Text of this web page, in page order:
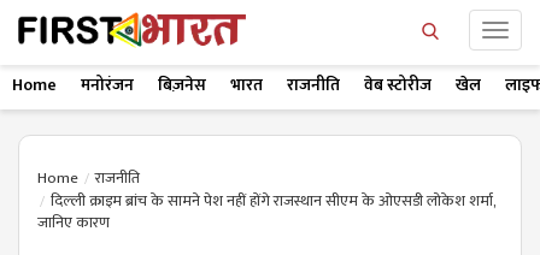
Home मनोरंजन बिज़नेस भारत राजनीति वेब स्टोरीज खेल
Home
राजनीति
दिल्ली क्राइम ब्रांच के सामने पेश नहीं होंगे राजस्थान सीएम के ओएसडी लोकेश शर्मा,
जानिए कारण